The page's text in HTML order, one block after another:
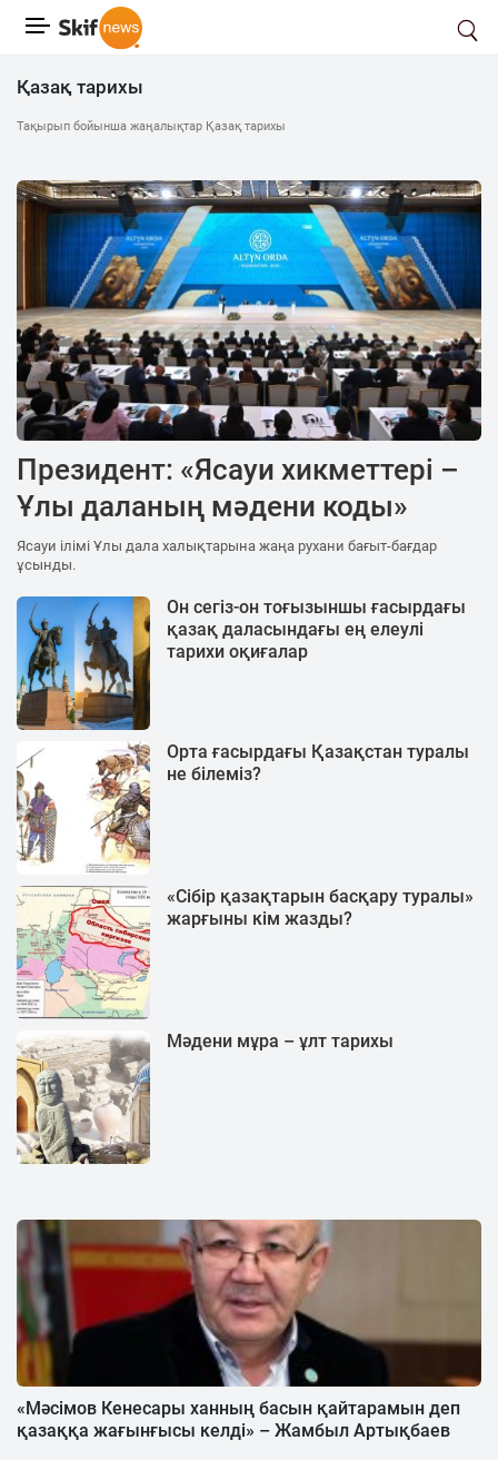
Қазақ тарихы
Тақырып бойынша жаңалықтар Қазақ тарихы
Президент: «Ясауи хикметтері –
Ұлы даланың мәдени коды»
Ясауи ілімі Ұлы дала халықтарына жаңа рухани бағыт-бағдар
ұсынды.
Он сегіз-он тоғызыншы ғасырдағы
қазақ даласындағы ең елеулі
тарихи оқиғалар
Орта ғасырдағы Қазақстан туралы
не білеміз?
«Сібір қазақтарын басқару туралы»
жарғыны кім жазды?
Мәдени мұра – ұлт тарихы
«Мәсімов Кенесары ханның басын қайтарамын деп
қазаққа жағынғысы келді» – Жамбыл Артықбаев